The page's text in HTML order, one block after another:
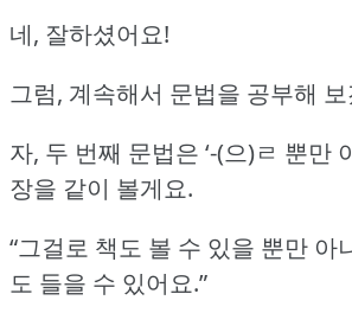
네, 잘하셨어요!
그럼, 계속해서 문법을 공부해
자, 두 번째 문법은 ‘-(으)ㄹ 뿐만
장을 같이 볼게요.
“그걸로 책도 볼 수 있을 뿐만 아
도 들을 수 있어요.”